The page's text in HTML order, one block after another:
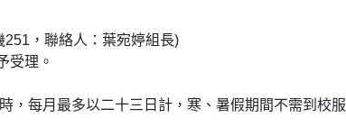
251 ，聯絡人：葉宛婷組長)
受理。
，每月最多以二十三日計，寒、暑假期間不需到校服